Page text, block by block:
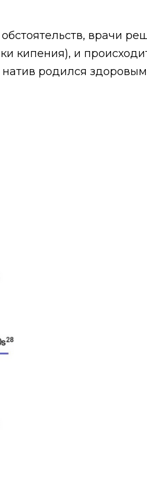
врачи
кипения), и
родился